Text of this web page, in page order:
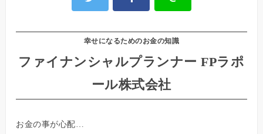
幸せになるためのお金の知識
ファイナンシャルプランナー FPラポ
ール株式会社
お金の事が心配…